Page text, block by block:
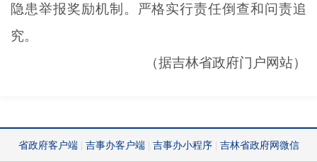
隐患举报奖励机制。严格实行责任倒查和问责追
究。
（据吉林省政府门户网站）